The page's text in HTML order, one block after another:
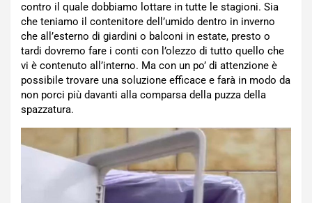
contro il quale dobbiamo lottare in tutte le stagioni. Sia
che teniamo il contenitore dell’umido dentro in inverno
che all’esterno di giardini o balconi in estate, presto o
tardi dovremo fare i conti con l’olezzo di tutto quello che
vi è contenuto all’interno. Ma con un po’ di attenzione è
possibile trovare una soluzione efficace e farà in modo da
non porci più davanti alla comparsa della puzza della
spazzatura.